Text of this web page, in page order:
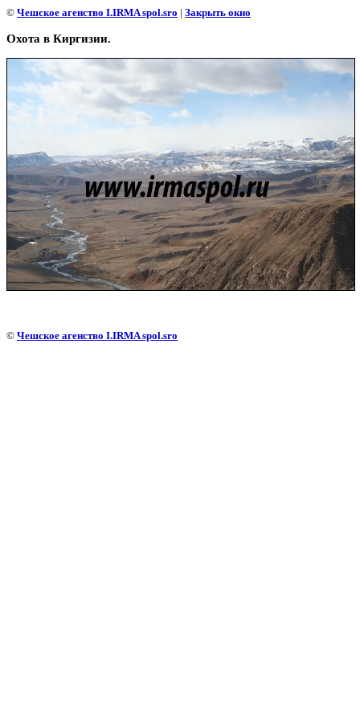
© Чешское агенство I.IRMA spol.sro | Закрыть окно
Охота в Киргизии.
© Чешское агенство I.IRMA spol.sro